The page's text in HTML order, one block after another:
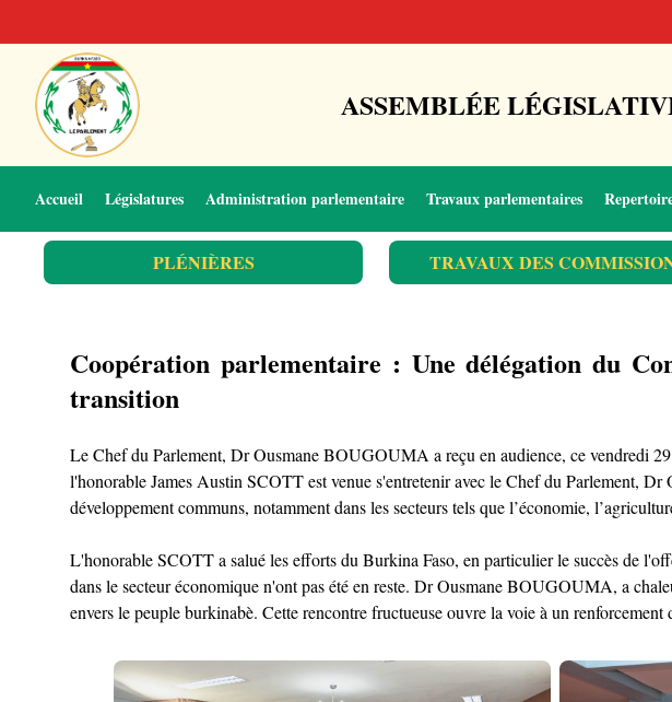
ASSEMBLÉE
Accueil Législatures Administration parlementaire Travaux parlementaires
PLÉNIÈRES TRAVAUX DES
Coopération parlementaire : Une délégation du
transition
Le Chef du Parlement, Dr Ousmane BOUGOUMA a reçu en audience, ce vendredi
l'honorable James Austin SCOTT est venue s'entretenir avec le Chef du Parlement,
développement communs, notamment dans les secteurs tels que l’économie,
L'honorable SCOTT a salué les efforts du Burkina Faso, en particulier le succès de
dans le secteur économique n'ont pas été en reste. Dr Ousmane BOUGOUMA, a
envers le peuple burkinabè. Cette rencontre fructueuse ouvre la voie à un